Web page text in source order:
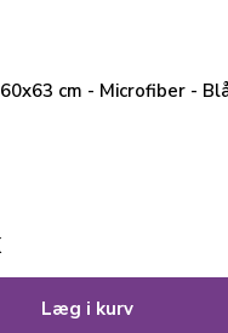
cm - Microfiber -
Læg i kurv